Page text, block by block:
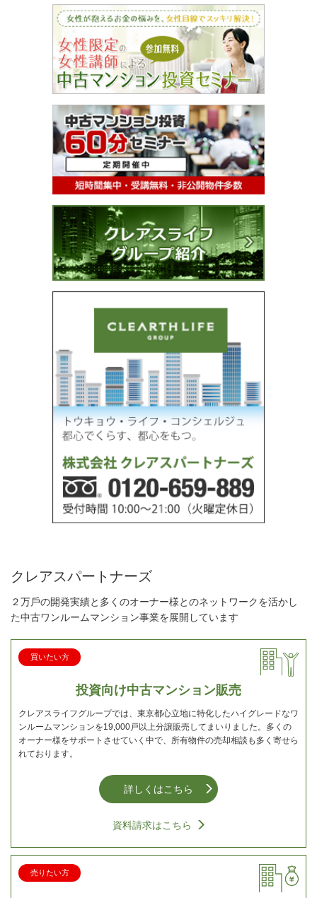
クレアスパートナーズ
２万⼾の開発実績と多くのオーナー様とのネットワークを活かし
た中古ワンルームマンション事業を展開しています
買いたい方
投資向け中古マンション販売
クレアスライフグループでは、東京都心立地に特化したハイグレードなワ
ンルームマンションを19,000戸以上分譲販売してまいりました。多くの
オーナー様をサポートさせていく中で、所有物件の売却相談も多く寄せら
れております。
詳しくはこちら
資料請求はこちら
売りたい方